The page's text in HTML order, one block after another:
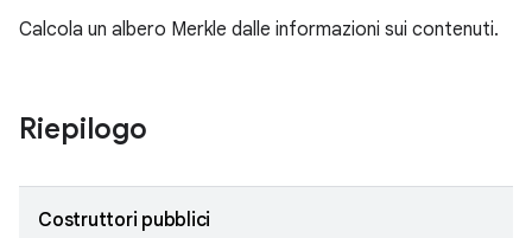
Calcola un albero Merkle dalle informazioni sui contenuti.
Riepilogo
Costruttori pubblici